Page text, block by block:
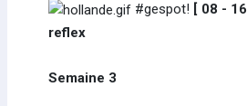
#gespot! [ 08 -
reflex
Semaine 3